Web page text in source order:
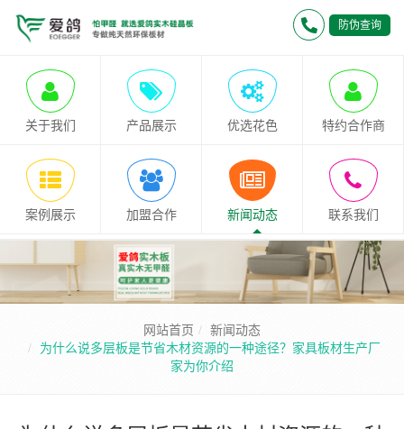
防伪查询
关于我们 产品展示 优选花色 特约合作商
案例展示 加盟合作 新闻动态 联系我们
网站首页
新闻动态
为什么说多层板是节省木材资源的一种途径？家具板材生产厂
家为你介绍